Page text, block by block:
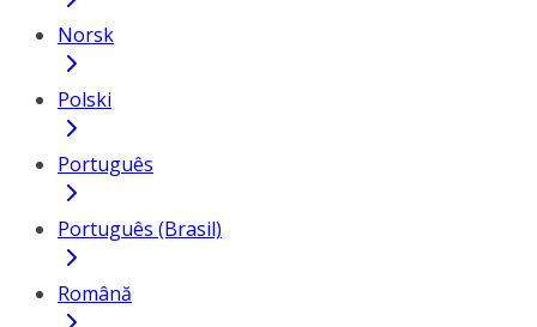
Norsk
Polski
Português
Português (Brasil)
Română